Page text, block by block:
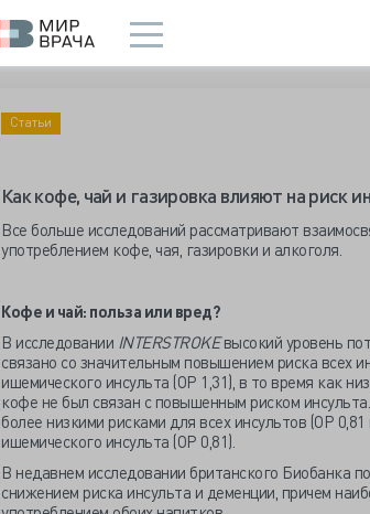
Статьи
Как кофе, чай и газировка влияют на риск
Все больше исследований рассматривают
употреблением кофе, чая, газировки и алкоголя.
Кофе и чай: польза или вред?
В исследовании INTERSTROKEвысокий уровень
связано со значительным повышением риска всех
ишемического инсульта (ОР 1,31), в то время как
кофе не был связан с повышенным риском
более низкими рисками для всех инсультов (ОР
ишемического инсульта (ОР 0,81).
В недавнем исследовании британского Биобанка
снижением риска инсульта и деменции, причем